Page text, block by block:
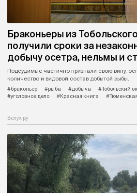
Браконьеры из
получили сроки за
добычу осетра, нельмы и
Подсудимые частично признали свою вину,
количество и видовой состав добытой рыбы.
#браконьер
#рыба #добыча #Тобольский
#уголовное дело
#Красная книга
Вслух.ру